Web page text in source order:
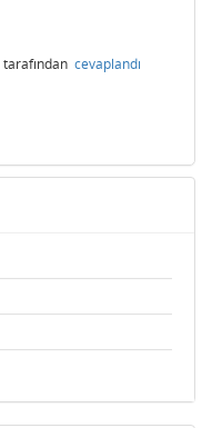
tarafından cevaplandı